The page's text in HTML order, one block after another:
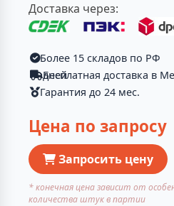
Доставка через:
Более 15 складов по РФ
Бесплатная доставка в Мелитополь от 2-ух дней
Гарантия до 24 мес.
Цена по запросу
Запросить цену
* конечная цена зависит от
количества штук в партии